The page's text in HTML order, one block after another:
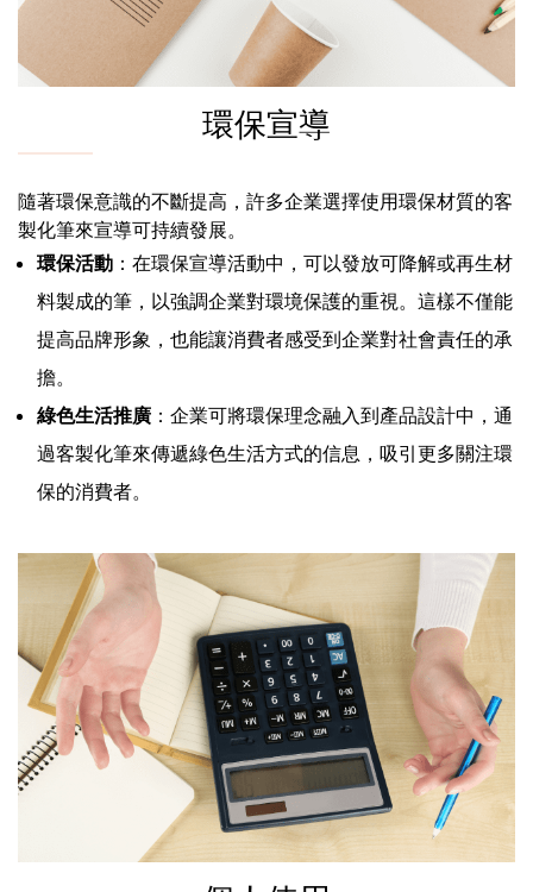
環保宣導
隨著環保意識的不斷提高，許多企業選擇使用環保材質的客
製化筆來宣導可持續發展。
環保活動 ：在環保宣導活動中，可以發放可降解或再生材
料製成的筆，以強調企業對環境保護的重視。這樣不僅能
提高品牌形象，也能讓消費者感受到企業對社會責任的承
擔。
綠色生活推廣 ：企業可將環保理念融入到產品設計中，通
過客製化筆來傳遞綠色生活方式的信息，吸引更多關注環
保的消費者。